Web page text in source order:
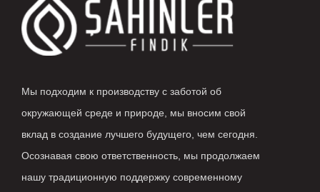
Мы подходим к производству с заботой об
окружающей среде и природе, мы вносим свой
вклад в создание лучшего будущего, чем сегодня.
Осознавая свою ответственность, мы продолжаем
нашу традиционную поддержку современному